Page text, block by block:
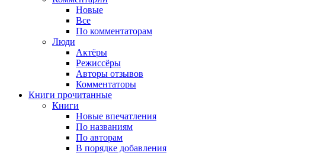
Новые
Все
По комментаторам
Люди
Актёры
Режиссёры
Авторы отзывов
Комментаторы
Книги прочитанные
Книги
Новые впечатления
По названиям
По авторам
В порядке добавления